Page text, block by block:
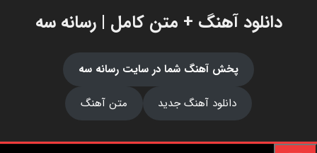
دانلود آهنگ + متن کامل | رسانه سه
پخش آهنگ شما در سایت رسانه سه
دانلود آهنگ جدید
متن آهنگ